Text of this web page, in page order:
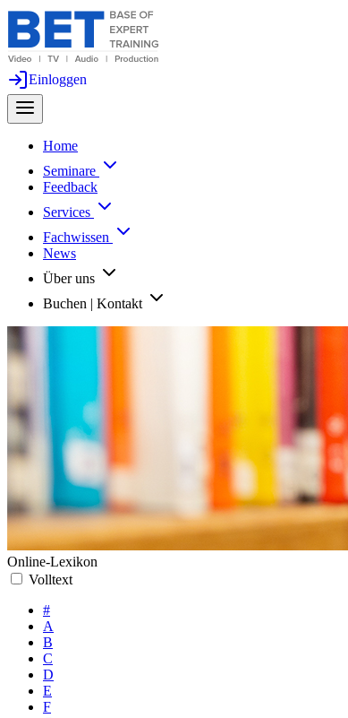
Einloggen
Home
Seminare
Feedback
Services
Fachwissen
News
Über uns
Buchen | Kontakt
Online-Lexikon
Volltext
#
A
B
C
D
E
F